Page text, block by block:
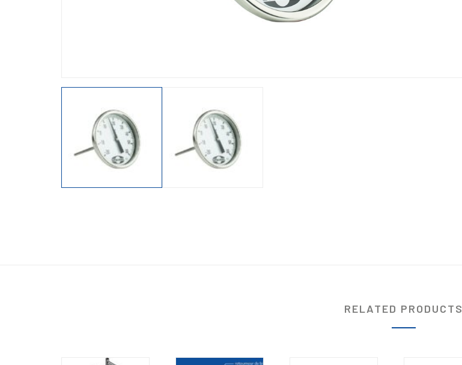
RELATED PRODUCTS